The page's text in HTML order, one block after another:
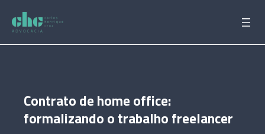
para
conteúdo
Contrato de home office:
formalizando o trabalho freelancer